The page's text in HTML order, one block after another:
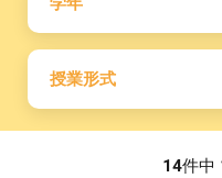
授業形式
14件中